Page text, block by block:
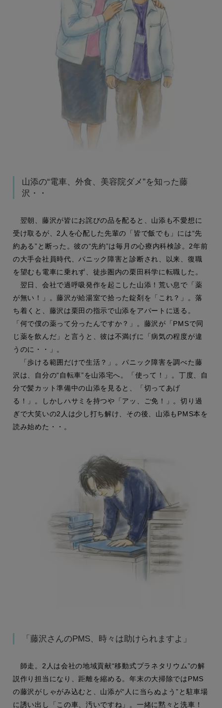
山添の“電車、外食、美容院ダメ”を知った藤
沢・・
翌朝、藤沢が皆にお詫びの品を配ると、山添も不愛想に
受け取るが、2人を心配した先輩の「皆で飯でも」には“先
約ある”と断った。彼の“先約”は毎月の心療内科検診。2年前
の大手会社員時代、パニック障害と診断され、以来、復職
を望むも電車に乗れず、徒歩圏内の栗田科学に転職した。
翌日、会社で過呼吸発作を起こした山添！荒い息で「薬
が無い！」。藤沢が給湯室で拾った錠剤を「これ？」。落
ち着くと、藤沢は栗田の指示で山添をアパートに送る。
「何で僕の薬って分ったんですか？」。藤沢が「PMSで同
じ薬を飲んだ」と言うと、彼は不満げに「病気の程度が違
うのに・・」。
「歩ける範囲だけで生活？」。パニック障害を調べた藤
沢は、自分の“自転車”を山添宅へ。「使って！」。丁度、自
分で髪カット準備中の山添を見ると、「切ってあげ
る！」。しかしハサミを持つや「アッ、ご免！」。切り過
ぎで大笑いの2人は少し打ち解け、その後、山添もPMS本を
読み始めた・・。
「藤沢さんのPMS、時々は助けられますよ」
師走。2人は会社の地域貢献“移動式プラネタリウム”の解
説作り担当になり、距離を縮める。年末の大掃除ではPMS
の藤沢がしゃがみ込むと、山添が“人に当らぬよう”と駐車場
に誘い出し「この車、汚いですね」。一緒に黙々と洗車！